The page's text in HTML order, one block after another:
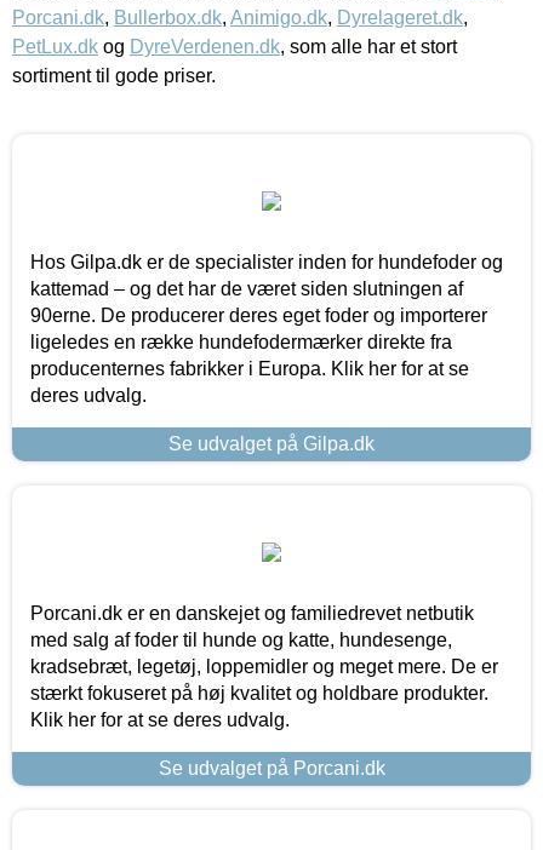
Porcani.dk, Bullerbox.dk, Animigo.dk, Dyrelageret.dk,
PetLux.dk og DyreVerdenen.dk, som alle har et stort
sortiment til gode priser.
Hos Gilpa.dk er de specialister inden for hundefoder og
kattemad – og det har de været siden slutningen af
90erne. De producerer deres eget foder og importerer
ligeledes en række hundefodermærker direkte fra
producenternes fabrikker i Europa. Klik her for at se
deres udvalg.
Se udvalget på Gilpa.dk
Porcani.dk er en danskejet og familiedrevet netbutik
med salg af foder til hunde og katte, hundesenge,
kradsebræt, legetøj, loppemidler og meget mere. De er
stærkt fokuseret på høj kvalitet og holdbare produkter.
Klik her for at se deres udvalg.
Se udvalget på Porcani.dk